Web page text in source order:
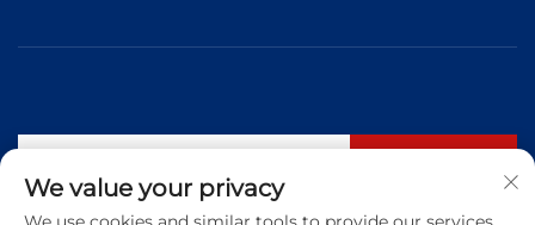
We value your privacy